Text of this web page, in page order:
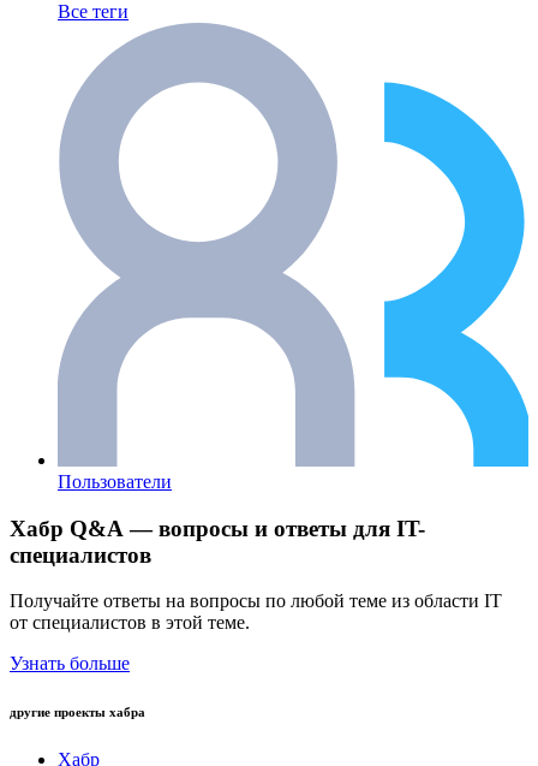
Все теги
Пользователи
Хабр Q&A — вопросы и ответы для IT-
специалистов
Получайте ответы на вопросы по любой теме из области IT
от специалистов в этой теме.
Узнать больше
другие проекты хабра
Хабр